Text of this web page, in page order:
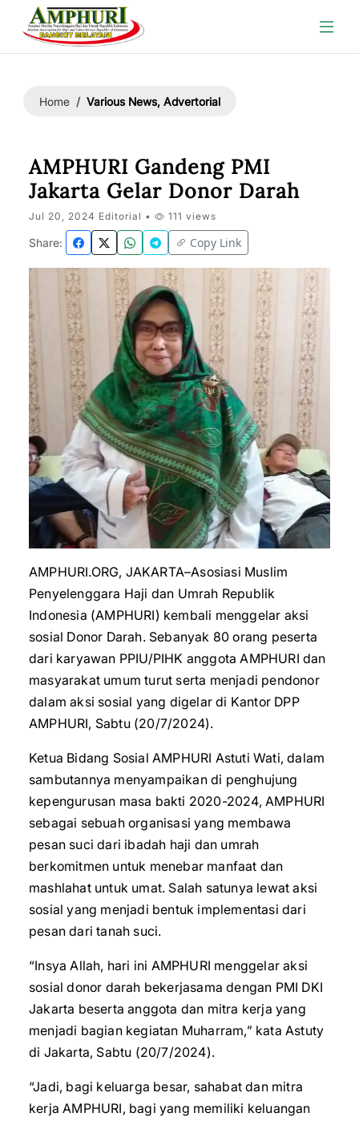
Home Various News, Advertorial
AMPHURI Gandeng PMI
Jakarta Gelar Donor Darah
Jul 20, 2024 Editorial • 111 views
Share: Copy Link
AMPHURI.ORG, JAKARTA–Asosiasi Muslim
Penyelenggara Haji dan Umrah Republik
Indonesia (AMPHURI) kembali menggelar aksi
sosial Donor Darah. Sebanyak 80 orang peserta
dari karyawan PPIU/PIHK anggota AMPHURI dan
masyarakat umum turut serta menjadi pendonor
dalam aksi sosial yang digelar di Kantor DPP
AMPHURI, Sabtu (20/7/2024).
Ketua Bidang Sosial AMPHURI Astuti Wati, dalam
sambutannya menyampaikan di penghujung
kepengurusan masa bakti 2020-2024, AMPHURI
sebagai sebuah organisasi yang membawa
pesan suci dari ibadah haji dan umrah
berkomitmen untuk menebar manfaat dan
mashlahat untuk umat. Salah satunya lewat aksi
sosial yang menjadi bentuk implementasi dari
pesan dari tanah suci.
“Insya Allah, hari ini AMPHURI menggelar aksi
sosial donor darah bekerjasama dengan PMI DKI
Jakarta beserta anggota dan mitra kerja yang
menjadi bagian kegiatan Muharram,” kata Astuty
di Jakarta, Sabtu (20/7/2024).
“Jadi, bagi keluarga besar, sahabat dan mitra
kerja AMPHURI, bagi yang memiliki keluangan